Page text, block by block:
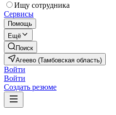
Ищу сотрудника
Сервисы
Помощь
Ещё
Поиск
Агеево (Тамбовская область)
Войти
Войти
Создать резюме